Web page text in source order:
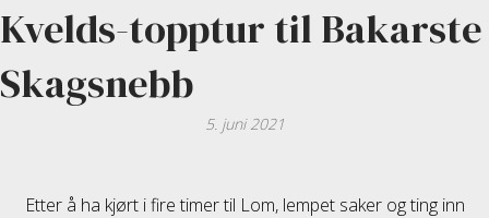
Kvelds-topptur til Bakarste
Skagsnebb
5. juni 2021
Etter å ha kjørt i fire timer til Lom, lempet saker og ting inn